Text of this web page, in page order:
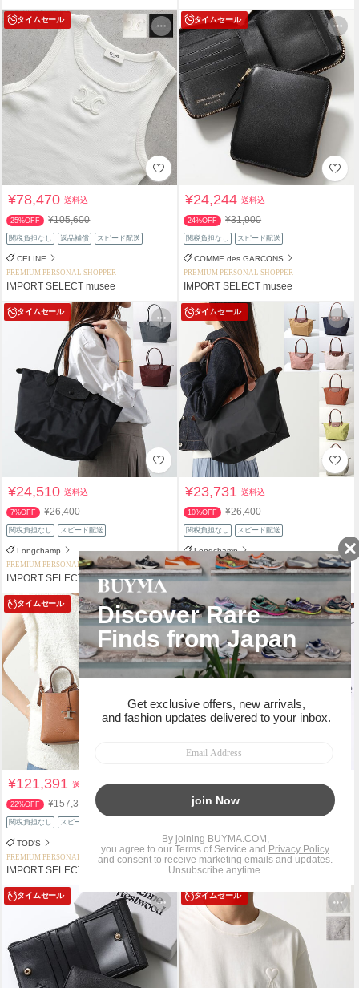
タイムセール
¥78,470送料込
25%OFF ¥105,600
関税負担なし 返品補償 スピード配送
CELINE
PREMIUM PERSONAL SHOPPER
IMPORT SELECT musee
タイムセール
¥24,244送料込
24%OFF ¥31,900
関税負担なし スピード配送
COMME des GARCONS
PREMIUM PERSONAL SHOPPER
IMPORT SELECT musee
タイムセール
¥24,510送料込
7%OFF ¥26,400
関税負担なし スピード配送
Longchamp
PREMIUM PERSONAL SHOPPER
IMPORT SELECT musee
タイムセール
¥23,731送料込
10%OFF ¥26,400
関税負担なし スピード配送
Longchamp
PREMIUM PERSONAL SHOPPER
IMPORT SELECT musee
タイムセール
¥121,391送料込
22%OFF ¥157,300
関税負担なし スピード配送
TOD'S
PREMIUM PERSONAL SHOPPER
IMPORT SELECT musee
タイムセール
¥17,090送料込
52%OFF ¥36,300
GUCCI
PREMIUM PERSONAL SHOPPER
IMPORT SELECT musee
タイムセール タイムセール